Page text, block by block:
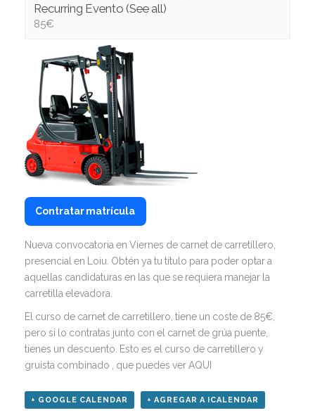
Recurring Evento (See all)
85€
Contratar matrícula
Nueva convocatoria en Viernes de carnet de carretillero,
presencial en Loiu. Obtén ya tu título para poder optar a
aquellas candidaturas en las que se requiera manejar la
carretilla elevadora.
El curso de carnet de carretillero, tiene un coste de 85€,
pero si lo contratas junto con el carnet de grúa puente,
tienes un descuento. Esto es el curso de carretillero y
gruista combinado , que puedes ver AQUI
+ GOOGLE CALENDAR + AGREGAR A ICALENDAR